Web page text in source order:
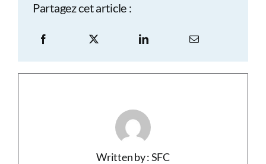
Partagez cet article :
Written by : SFC